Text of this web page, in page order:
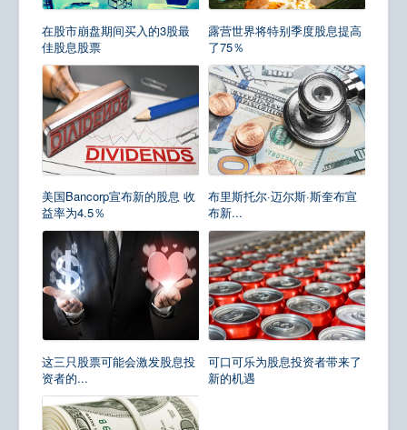
在股市崩盘期间买入的3股最
佳股息股票
露营世界将特别季度股息提高
了75％
美国Bancorp宣布新的股息 收
益率为4.5％
布里斯托尔·迈尔斯·斯奎布宣
布新...
这三只股票可能会激发股息投
资者的...
可口可乐为股息投资者带来了
新的机遇